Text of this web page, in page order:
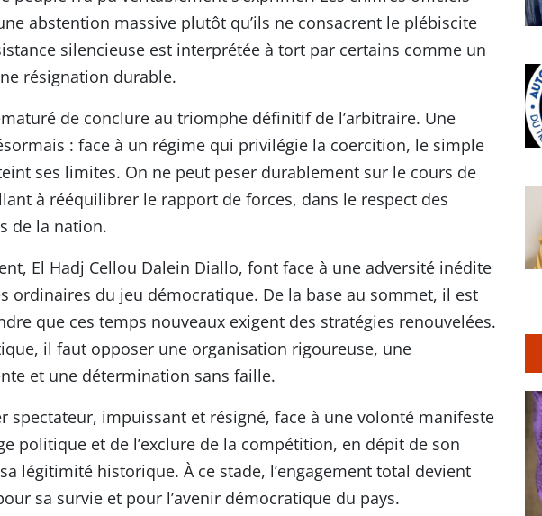
abstention massive plutôt qu’ils ne consacrent le plébiscite
silencieuse est interprétée à tort par certains comme un
résignation durable.
de conclure au triomphe définitif de l’arbitraire. Une
: face à un régime qui privilégie la coercition, le simple
ses limites. On ne peut peser durablement sur le cours de
à rééquilibrer le rapport de forces, dans le respect des
de la nation.
El Hadj Cellou Dalein Diallo, font face à une adversité inédite
ordinaires du jeu démocratique. De la base au sommet, il est
que ces temps nouveaux exigent des stratégies renouvelées.
il faut opposer une organisation rigoureuse, une
et une détermination sans faille.
spectateur, impuissant et résigné, face à une volonté manifeste
politique et de l’exclure de la compétition, en dépit de son
légitimité historique. À ce stade, l’engagement total devient
sa survie et pour l’avenir démocratique du pays.